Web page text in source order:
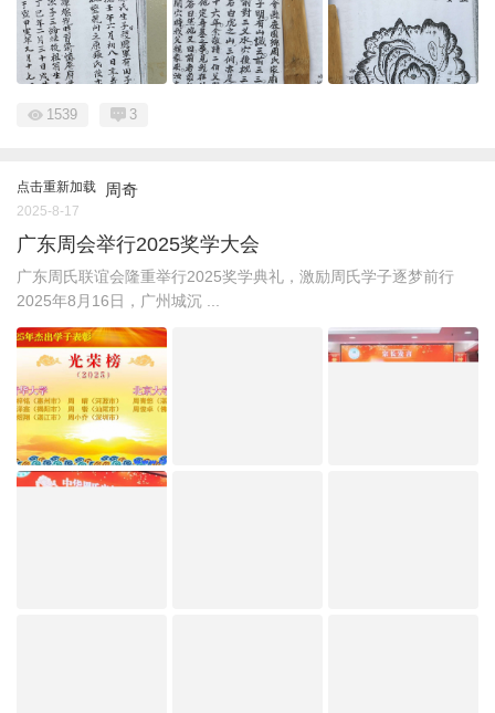
1539 3
点击重新加载 周奇
2025-8-17
广东周会举行2025奖学大会
广东周氏联谊会隆重举行2025奖学典礼，激励周氏学子逐梦前行
2025年8月16日，广州城沉 ...